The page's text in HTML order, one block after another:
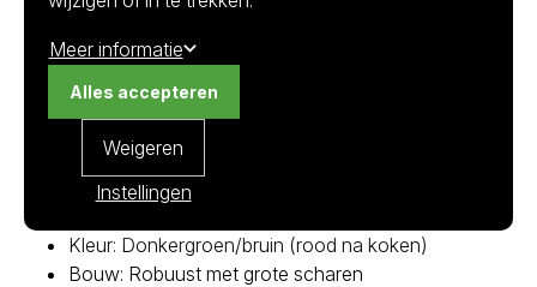
Waarom kiezen voor Canadese kreeft?
Stevig en sappig vlees
Ideaal voor grillen en warme bereidingen
Uitstekende prijs-kwaliteitverhouding
Kenmerken
Afkomst: Noord-Atlantische Oceaan (Canada &
Kleur: Donkergroen/bruin (rood na koken)
Bouw: Robuust met grote scharen
Meer informatie
Instellingen
Weigeren
Alles accepteren